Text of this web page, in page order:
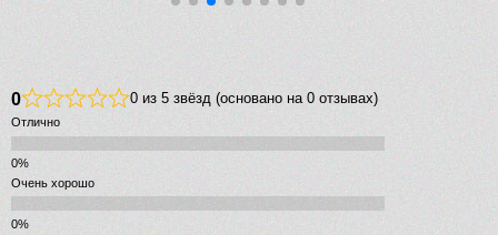
0 0 из 5 звёзд (основано на 0 отзывах)
Отлично
Очень хорошо